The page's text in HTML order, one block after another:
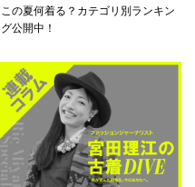
この夏何着る？カテゴリ別ランキン
グ公開中！